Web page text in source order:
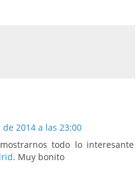
2014 a las 23:00
todo lo interesante
. Muy bonito